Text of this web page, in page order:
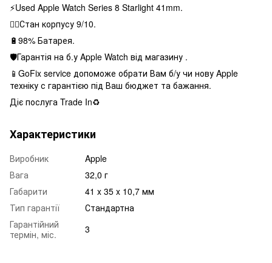
⚡️Used Apple Watch Series 8 Starlight 41mm.
👌🏻Стан корпусу 9/10.
🔋98% Батарея.
🛡Гарантія на б.у Apple Watch від магазину .
📱GoFix service допоможе обрати Вам б/у чи нову Apple
техніку с гарантією під Ваш бюджет та бажання.
Діє послуга Trade In♻️
Характеристики
Виробник
Apple
Вага
32,0 г
Габарити
41 x 35 x 10,7 мм
Тип гарантії
Стандартна
Гарантійний
термін, міс.
3